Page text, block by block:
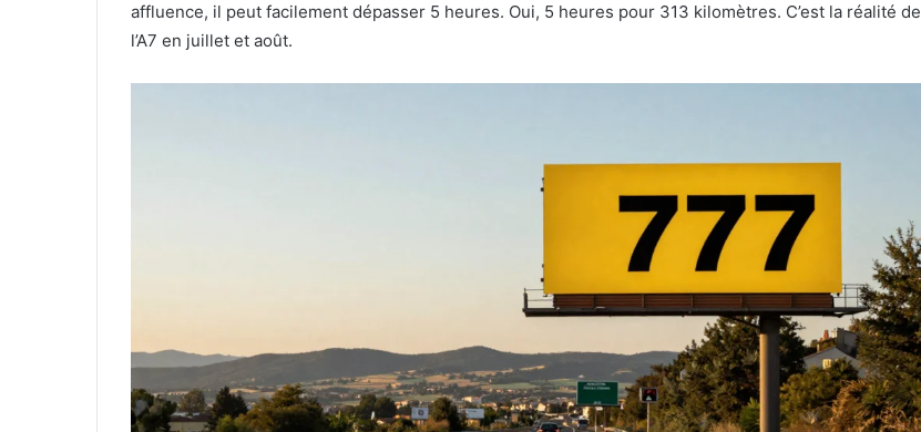
affluence, il peut facilement dépasser 5 heures. Oui, 5 heures pour 313 kilomètres. C’est la réalité de
l’A7 en juillet et août.